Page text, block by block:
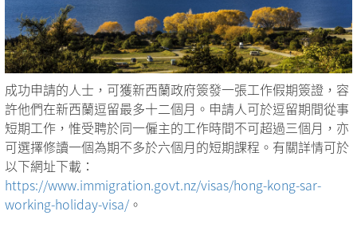
成功申請的人士，可獲新西蘭政府簽發一張工作假期簽證，容
許他們在新西蘭逗留最多十二個月。申請人可於逗留期間從事
短期工作，惟受聘於同一僱主的工作時間不可超過三個月，亦
可選擇修讀一個為期不多於六個月的短期課程。有關詳情可於
以下網址下載：
https://www.immigration.govt.nz/visas/hong-kong-sar-
working-holiday-visa/ 。